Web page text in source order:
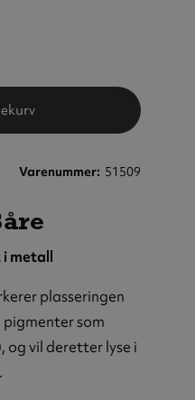
Varenummer 51509
metall
plasseringen
som
og vil deretter lyse i